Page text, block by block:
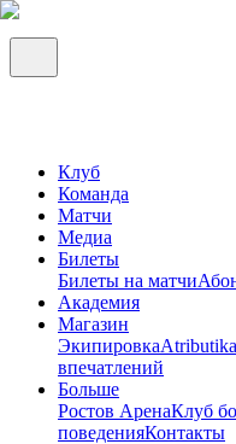
Клуб
Команда
Матчи
Медиа
Билеты
Билеты на матчи
Академия
Магазин
Экипировка
впечатлений
Больше
Ростов АренаКлуб
поведенияКонтакты